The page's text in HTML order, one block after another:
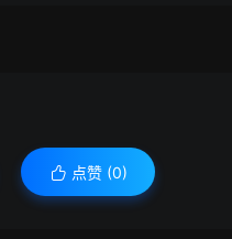
点赞 (0)